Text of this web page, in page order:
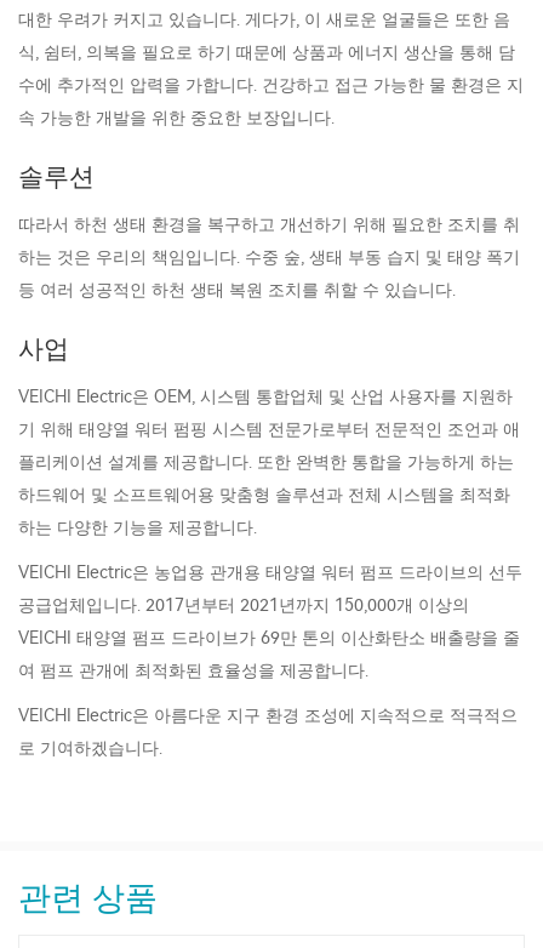
대한 우려가 커지고 있습니다. 게다가, 이 새로운 얼굴들은 또한 음
식, 쉼터, 의복을 필요로 하기 때문에 상품과 에너지 생산을 통해 담
수에 추가적인 압력을 가합니다. 건강하고 접근 가능한 물 환경은 지
속 가능한 개발을 위한 중요한 보장입니다.
솔루션
따라서 하천 생태 환경을 복구하고 개선하기 위해 필요한 조치를 취
하는 것은 우리의 책임입니다. 수중 숲, 생태 부동 습지 및 태양 폭기
등 여러 성공적인 하천 생태 복원 조치를 취할 수 있습니다.
사업
VEICHI Electric은 OEM, 시스템 통합업체 및 산업 사용자를 지원하
기 위해 태양열 워터 펌핑 시스템 전문가로부터 전문적인 조언과 애
플리케이션 설계를 제공합니다. 또한 완벽한 통합을 가능하게 하는
하드웨어 및 소프트웨어용 맞춤형 솔루션과 전체 시스템을 최적화
하는 다양한 기능을 제공합니다.
VEICHI Electric은 농업용 관개용 태양열 워터 펌프 드라이브의 선두
공급업체입니다. 2017년부터 2021년까지 150,000개 이상의
VEICHI 태양열 펌프 드라이브가 69만 톤의 이산화탄소 배출량을 줄
여 펌프 관개에 최적화된 효율성을 제공합니다.
VEICHI Electric은 아름다운 지구 환경 조성에 지속적으로 적극적으
로 기여하겠습니다.
관련 상품